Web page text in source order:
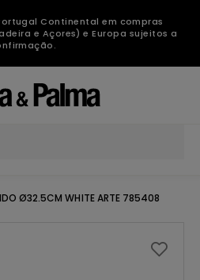
Continental em compras
e Açores) e Europa sujeitos a
Ø32.5CM WHITE ARTE 785408